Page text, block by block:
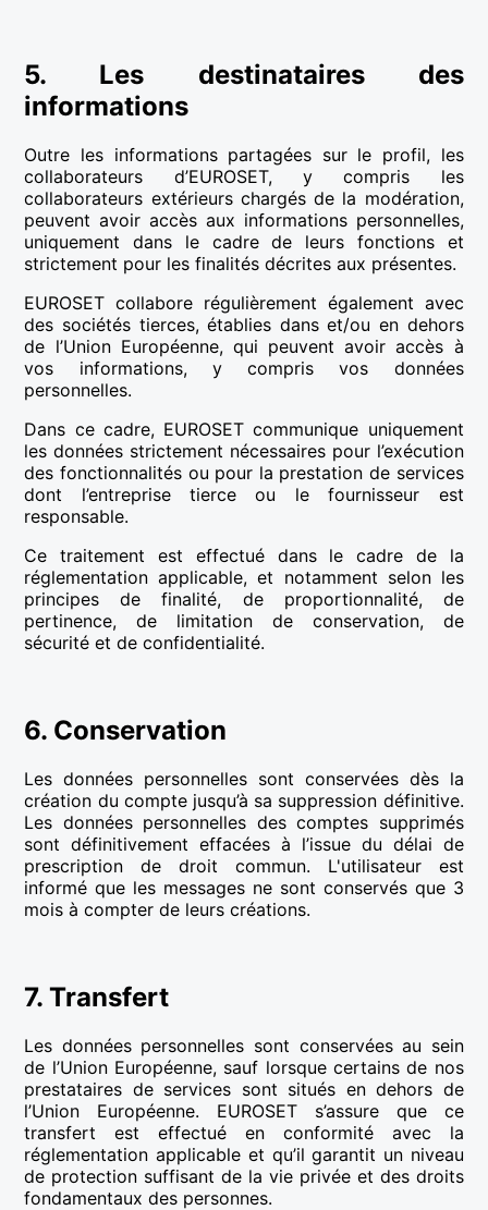
5. Les destinataires des
informations
Outre les informations partagées sur le profil, les
collaborateurs d’EUROSET, y compris les
collaborateurs extérieurs chargés de la modération,
peuvent avoir accès aux informations personnelles,
uniquement dans le cadre de leurs fonctions et
strictement pour les finalités décrites aux présentes.
EUROSET collabore régulièrement également avec
des sociétés tierces, établies dans et/ou en dehors
de l’Union Européenne, qui peuvent avoir accès à
vos informations, y compris vos données
personnelles.
Dans ce cadre, EUROSET communique uniquement
les données strictement nécessaires pour l’exécution
des fonctionnalités ou pour la prestation de services
dont l’entreprise tierce ou le fournisseur est
responsable.
Ce traitement est effectué dans le cadre de la
réglementation applicable, et notamment selon les
principes de finalité, de proportionnalité, de
pertinence, de limitation de conservation, de
sécurité et de confidentialité.
6. Conservation
Les données personnelles sont conservées dès la
création du compte jusqu’à sa suppression définitive.
Les données personnelles des comptes supprimés
sont définitivement effacées à l’issue du délai de
prescription de droit commun. L'utilisateur est
informé que les messages ne sont conservés que 3
mois à compter de leurs créations.
7. Transfert
Les données personnelles sont conservées au sein
de l’Union Européenne, sauf lorsque certains de nos
prestataires de services sont situés en dehors de
l’Union Européenne. EUROSET s’assure que ce
transfert est effectué en conformité avec la
réglementation applicable et qu’il garantit un niveau
de protection suffisant de la vie privée et des droits
fondamentaux des personnes.